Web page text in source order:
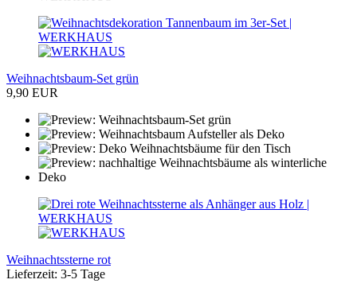
Weihnachtsbaum-Set grün
9,90 EUR
Weihnachtssterne rot
Lieferzeit: 3-5 Tage